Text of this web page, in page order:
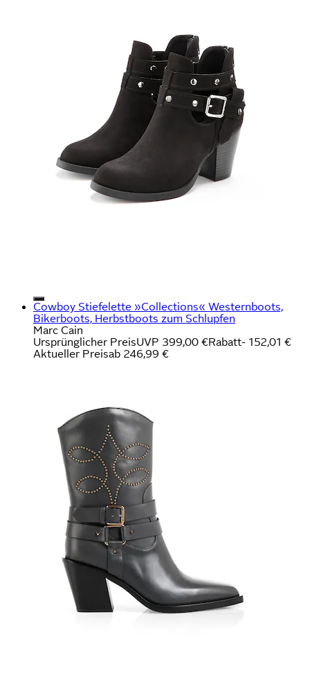
Cowboy Stiefelette »Collections« Westernboots,
Bikerboots, Herbstboots zum Schlupfen
Marc Cain
Ursprünglicher PreisUVP 399,00 €Rabatt- 152,01 €
Aktueller Preisab 246,99 €